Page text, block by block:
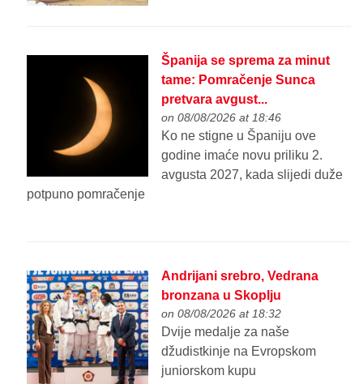
Španija se sprema za minut
tame: Pomračenje Sunca
pretvara avgust...
on 08/08/2026 at 18:46
Ko ne stigne u Španiju ove
godine imaće novu priliku 2.
avgusta 2027, kada slijedi duže
potpuno pomračenje
Andrijani srebro, Vedrana
bronzana u Skoplju
on 08/08/2026 at 18:32
Dvije medalje za naše
džudistkinje na Evropskom
juniorskom kupu